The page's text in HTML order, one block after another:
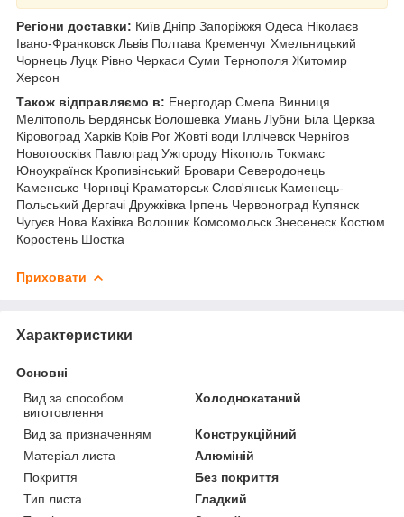
Регіони доставки: Київ Дніпр Запоріжжя Одеса Ніколаєв
Івано-Франковск Львів Полтава Кременчуг Хмельницький
Чорнець Луцк Рівно Черкаси Суми Тернополя Житомир
Херсон
Також відправляємо в: Енергодар Смела Винниця
Мелітополь Бердянськ Волошевка Умань Лубни Біла Церква
Кіровоград Харків Крів Рог Жовті води Іллічевск Чернігов
Новогоосківк Павлоград Ужгороду Нікополь Токмакс
Юноукраїнск Кропивінський Бровари Северодонець
Каменське Чорнвці Краматорськ Слов'янськ Каменець-
Польський Дергачі Дружківка Ірпень Червоноград Купянск
Чугуєв Нова Кахівка Волошик Комсомольск Знесенеск Костюм
Коростень Шостка
Приховати
Характеристики
Основні
Вид за способом
виготовлення
Холоднокатаний
Вид за призначенням
Конструкційний
Матеріал листа
Алюміній
Покриття
Без покриття
Тип листа
Гладкий